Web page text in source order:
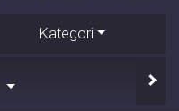
Kategori